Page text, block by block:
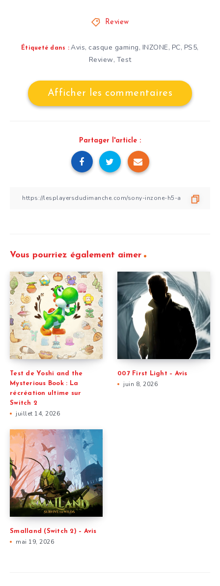
Review
Étiqueté dans : Avis, casque gaming, INZONE, PC, PS5,
Review, Test
Afficher les commentaires
Partager l'article :
Vous pourriez également aimer
Test de Yoshi and the
Mysterious Book : La
récréation ultime sur
Switch 2
juillet 14, 2026
007 First Light – Avis
juin 8, 2026
Smalland (Switch 2) – Avis
mai 19, 2026